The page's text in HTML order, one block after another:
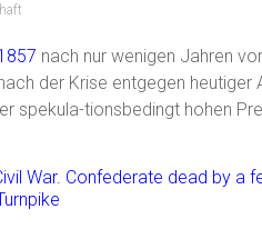
nach nur wenigen Jahren
der Krise entgegen heutiger
spekula-tionsbedingt hohen